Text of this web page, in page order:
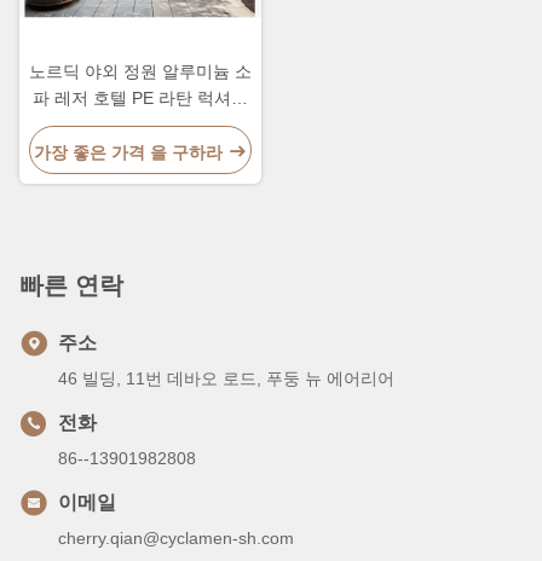
노르딕 야외 정원 알루미늄 소
파 레저 호텔 PE 라탄 럭셔리
조합 소파
가장 좋은 가격 을 구하라
빠른 연락
주소
46 빌딩, 11번 데바오 로드, 푸둥 뉴 에어리어
전화
86--13901982808
이메일
cherry.qian@cyclamen-sh.com